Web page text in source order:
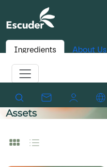
Ingredients About Us
Assets